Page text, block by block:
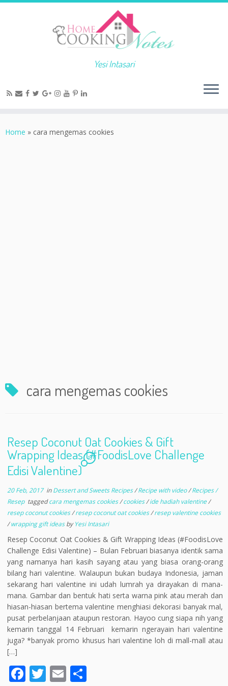
Yesi Intasari
Home » cara mengemas cookies
cara mengemas cookies
Resep Coconut Oat Cookies & Gift
Wrapping Ideas (#FoodisLove Challenge
Edisi Valentine)
18
20 Feb, 2017inDessert and Sweets Recipes/Recipe with video/Recipes /
Resep taggedcara mengemas cookies/cookies/ide hadiah valentine/
resep coconut cookies/resep coconut oat cookies/resep valentine cookies
/wrapping gift ideasbyYesi Intasari
Resep Coconut Oat Cookies & Gift Wrapping Ideas (#FoodisLove
Challenge Edisi Valentine) – Bulan Februari biasanya identik sama
yang namanya hari kasih sayang atau yang biasa orang-orang
bilang hari valentine. Walaupun bukan budaya Indonesia, jaman
sekarang hari valentine ini udah lumrah ya dirayakan di mana-
mana. Gambar dan bentuk hati serta warna pink atau merah dan
hiasan-hiasan bertema valentine menghiasi dekorasi banyak mal,
pusat perbelanjaan ataupun restoran. Hayoo cung siapa nih yang
kemarin tanggal 14 Februari kemarin ngerayain hari valentine
juga? *banyak promo khusus hari valentine loh di mall-mall atau
[…]
F T E